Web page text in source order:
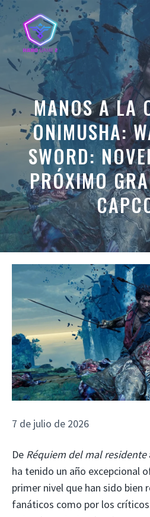
Saltar
contenido
MANOS A LA
ONIMUSHA:
SWORD:
PRÓXIMO
7 de julio de 2026
De Réquiem del mal residente
ha tenido un año excepcional
primer nivel que han sido bien
fanáticos como por los